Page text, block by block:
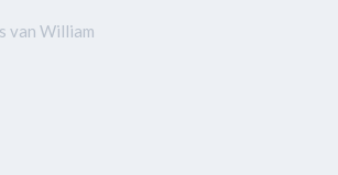
van William